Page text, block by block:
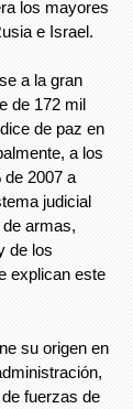
los mayores
e Israel.
a la gran
de 172 mil
de paz en
a los
2007 a
judicial
armas,
de los
explican este
su origen en
fuerzas de